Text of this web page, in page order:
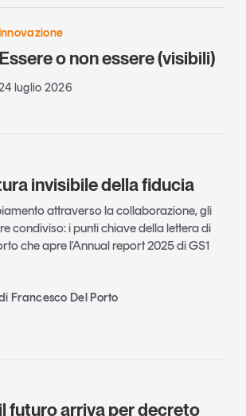
Essere o non essere (visibili)
luglio 2026
invisibile della fiducia
attraverso la collaborazione, gli
condiviso: i punti chiave della lettera di
che apre l'Annual report 2025 di GS1
Francesco Del Porto
futuro arriva per decreto